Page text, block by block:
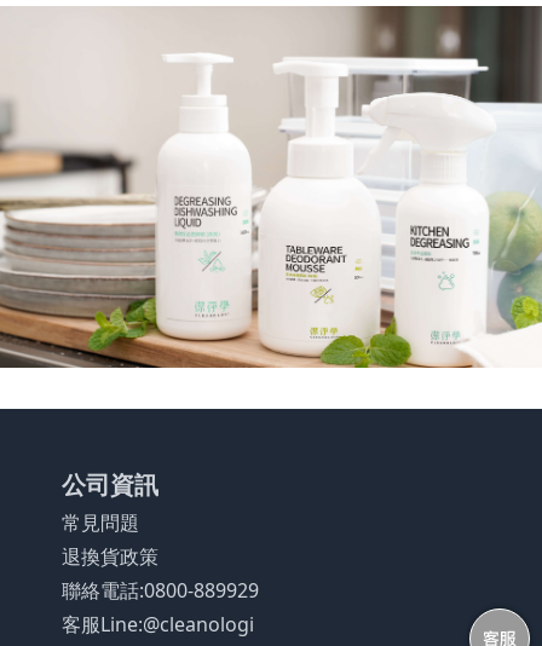
公司資訊
常見問題
退換貨政策
聯絡電話:0800-889929
客服Line:@cleanologi